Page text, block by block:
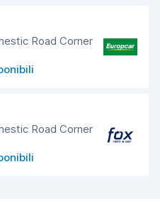
Road Corner
Road Corner